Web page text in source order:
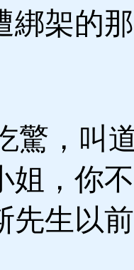
綁架的
，叫
姐，你
先生以